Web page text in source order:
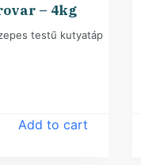
– 4kg
testű kutyatáp
Add to cart